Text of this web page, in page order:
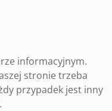
informacyjnym.
stronie trzeba
przypadek jest inny